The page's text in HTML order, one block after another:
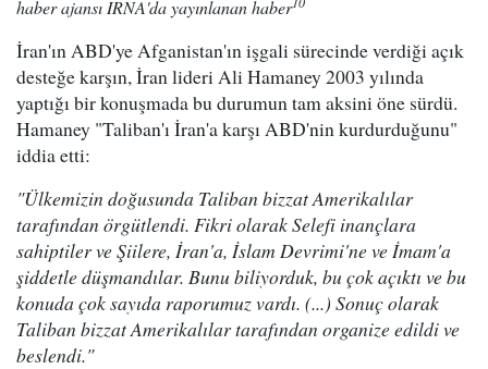
haber ajansı IRNA'da yayınlanan haber
İran'ın ABD'ye Afganistan'ın işgali sürecinde verdiği açık
desteğe karşın, İran lideri Ali Hamaney 2003 yılında
yaptığı bir konuşmada bu durumun tam aksini öne sürdü.
Hamaney "Taliban'ı İran'a karşı ABD'nin kurdurduğunu"
iddia etti:
"Ülkemizin doğusunda Taliban bizzat Amerikalılar
tarafından örgütlendi. Fikri olarak Selefi inançlara
sahiptiler ve Şiilere, İran'a, İslam Devrimi'ne ve İmam'a
şiddetle düşmandılar. Bunu biliyorduk, bu çok açıktı ve bu
konuda çok sayıda raporumuz vardı. (...) Sonuç olarak
Taliban bizzat Amerikalılar tarafından organize edildi ve
beslendi."